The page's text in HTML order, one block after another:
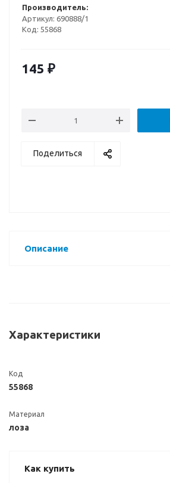
Производитель:
Артикул: 690888/1
Код: 55868
145 ₽
Поделиться
Описание
Характеристики
Код
55868
Материал
лоза
Как купить